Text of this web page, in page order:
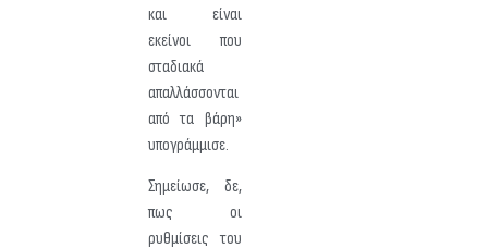
και είναι
εκείνοι που
σταδιακά
απαλλάσσονται
από τα βάρη»
υπογράμμισε.
Σημείωσε, δε,
πως οι
ρυθμίσεις του